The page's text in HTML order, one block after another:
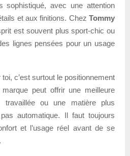
sophistiqué, avec une attention
et aux finitions. Chez Tommy
est souvent plus sport-chic ou
lignes pensées pour un usage
c’est surtout le positionnement
peut offrir une meilleure
travaillée ou une matière plus
automatique. Il faut toujours
et l’usage réel avant de se